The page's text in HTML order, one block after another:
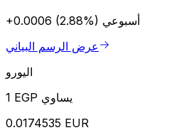
+0.0006 (2.88%) أسبوعي
عرض الرسم البياني
اليورو
1 EGP يساوي
0.0174535 EUR